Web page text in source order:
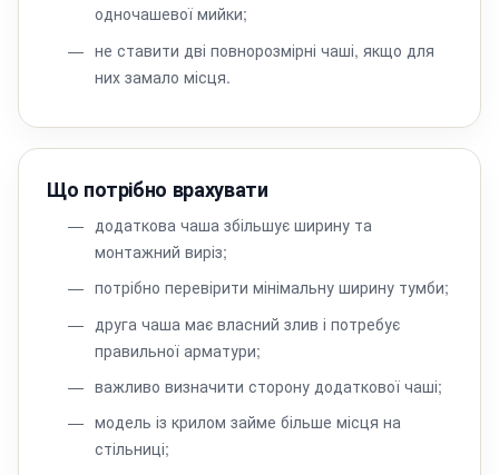
одночашевої мийки;
не ставити дві повнорозмірні чаші, якщо для
них замало місця.
Що потрібно врахувати
додаткова чаша збільшує ширину та
монтажний виріз;
потрібно перевірити мінімальну ширину тумби;
друга чаша має власний злив і потребує
правильної арматури;
важливо визначити сторону додаткової чаші;
модель із крилом займе більше місця на
стільниці;